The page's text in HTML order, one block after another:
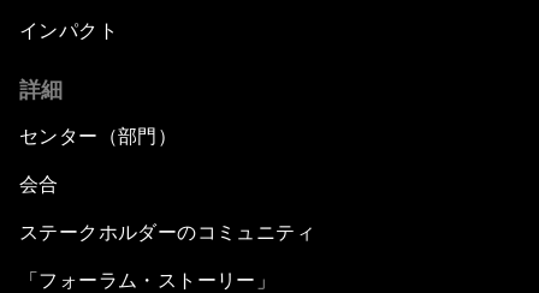
インパクト
詳細
センター（部門）
会合
ステークホルダーのコミュニティ
「フォーラム・ストーリー」